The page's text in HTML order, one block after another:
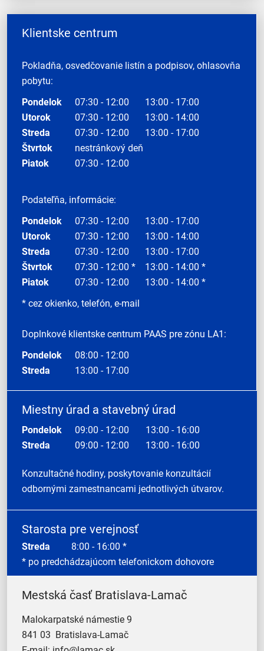
Klientske centrum
Pokladňa, osvedčovanie listín a podpisov, ohlasovňa
pobytu:
Pondelok
07:30 - 12:00
13:00 - 17:00
Utorok
07:30 - 12:00
13:00 - 14:00
Streda
07:30 - 12:00
13:00 - 17:00
Štvrtok
nestránkový deň
Piatok
07:30 - 12:00
Podateľňa, informácie:
Pondelok
07:30 - 12:00
13:00 - 17:00
Utorok
07:30 - 12:00
13:00 - 14:00
Streda
07:30 - 12:00
13:00 - 17:00
Štvrtok
07:30 - 12:00 *
13:00 - 14:00 *
Piatok
07:30 - 12:00
13:00 - 14:00 *
* cez okienko, telefón, e-mail
Doplnkové klientske centrum PAAS pre zónu LA1:
Pondelok
08:00 - 12:00
Streda
13:00 - 17:00
Miestny úrad a stavebný úrad
Pondelok 09:00 - 12:00
13:00 - 16:00
Streda
09:00 - 12:00 13:00 - 16:00
Konzultačné hodiny, poskytovanie konzultácií
odbornými zamestnancami jednotlivých útvarov.
Starosta pre verejnosť
Streda 8:00 - 16:00 *
* po predchádzajúcom telefonickom dohovore
Mestská časť Bratislava-Lamač
Malokarpatské námestie 9
841 03 Bratislava-Lamač